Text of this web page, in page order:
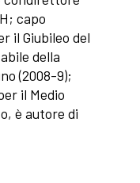
capo
il Giubileo del
della
(2008-9);
il Medio
è autore di